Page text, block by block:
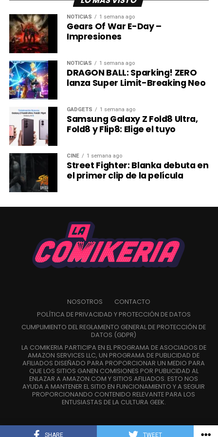
SHARE TWEET
Visualmente, Caped Crusadersigue teniendo una estética
antaña, lo que impregna a la serie con un toque elegante
que la distingue de otras series de Batman o de
superhéroes. Además la Gotham inspirada en los años
cuarenta conecta de inmediato con los fans deBatman La
Serie Animada
cine noir que Bruce Timm siempre ha buscado
entregar.
Una animación que sigue dividiendo
opiniones.
Sin embargo, donde la serie continúa generando opiniones
encontradas es en su animación; aunque no existe ninguna
declaración oficial que indique que la limitada fluidez
tampoco se ha confirmado que el aspecto
“acartonado” sea una decisión deliberada para imitar
una animación de bajo número de fotogramas de la
propia época de los 1940´s. Perolo cierto es que
acción menos dinámicas que las de otras
producciones actuales.
Como parte de la celebración por los 25 años de [adult
swim], el primer especial, Robot Chicken Adult Swim
Special.
ambientada a bordo de un crucero.
Dando continuidad a más de dos décadas de historia de
Robot Chicken, el segundo especial estará dedicado a los
personajes más emblemáticos de Cartoon Network.
Y celebrará el 35.º aniversario del canal que dio origen a
algunas de las animaciones más queridas por varias
generaciones.
NOTICIAS 1 semana ago
Gears Of War E-Day –
Impresiones
NOTICIAS 1 semana ago
DRAGON BALL: Sparking! ZERO
lanza Super Limit-Breaking Neo
GADGETS 1 semana ago
Samsung Galaxy Z Fold8 Ultra,
Fold8 y Flip8: Elige el tuyo
CINE 1 semana ago
Street Fighter: Blanka debuta en
el primer clip de la película
NOSOTROS
CONTACTO
POLÍTICA DE PRIVACIDAD Y PROTECCIÓN DE DATOS
CUMPLIMIENTO DEL REGLAMENTO GENERAL DE PROTECCIÓN DE
DATOS (GDPR)
LA COMIKERIA PARTICIPA EN EL PROGRAMA DE ASOCIADOS DE
AMAZON SERVICES LLC, UN PROGRAMA DE PUBLICIDAD DE
AFILIADOS DISEÑADO PARA PROPORCIONAR UN MEDIO PARA
QUE LOS SITIOS GANEN COMISIONES POR PUBLICIDAD AL
ENLAZAR A AMAZON.COM Y SITIOS AFILIADOS. ESTO NOS
AYUDA A MANTENER EL SITIO EN FUNCIONAMIENTO Y A SEGUIR
PROPORCIONANDO CONTENIDO RELEVANTE PARA LOS
ENTUSIASTAS DE LA CULTURA GEEK.